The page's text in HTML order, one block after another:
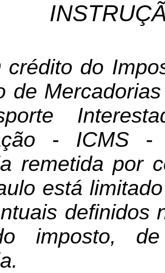
crédito do
de
- ICMS -
remetida por
está
definidos
imposto,